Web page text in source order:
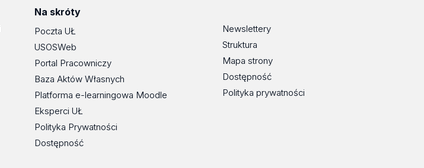
Na skróty
Poczta UŁ
USOSWeb
Portal Pracowniczy
Baza Aktów Własnych
Platforma e-learningowa Moodle
Eksperci UŁ
Polityka Prywatności
Dostępność
Newslettery
Struktura
Mapa strony
Dostępność
Polityka prywatności